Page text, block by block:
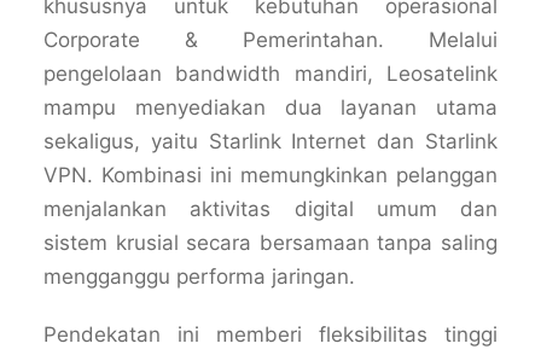
khususnya untuk kebutuhan operasional
Corporate & Pemerintahan. Melalui
pengelolaan bandwidth mandiri, Leosatelink
mampu menyediakan dua layanan utama
sekaligus, yaitu Starlink Internet dan Starlink
VPN. Kombinasi ini memungkinkan pelanggan
menjalankan aktivitas digital umum dan
sistem krusial secara bersamaan tanpa saling
mengganggu performa jaringan.
Pendekatan ini memberi fleksibilitas tinggi